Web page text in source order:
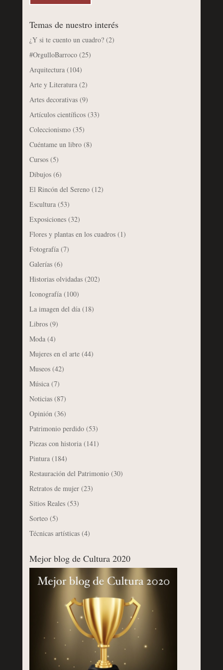
Temas de nuestro interés
¿Y si te cuento un cuadro?(2)
#OrgulloBarroco(25)
Arquitectura(104)
Arte y Literatura(2)
Artes decorativas(9)
Artículos científicos(33)
Coleccionismo(35)
Cuéntame un libro(8)
Cursos(5)
Dibujos(6)
El Rincón del Sereno(12)
Escultura(53)
Exposiciones(32)
Flores y plantas en los cuadros(1)
Fotografía(7)
Galerías(6)
Historias olvidadas(202)
Iconografía(100)
La imagen del día(18)
Libros(9)
Moda(4)
Mujeres en el arte(44)
Museos(42)
Música(7)
Noticias(87)
Opinión(36)
Patrimonio perdido(53)
Piezas con historia(141)
Pintura(184)
Restauración del Patrimonio(30)
Retratos de mujer(23)
Sitios Reales(53)
Sorteo(5)
Técnicas artísticas(4)
Mejor blog de Cultura 2020